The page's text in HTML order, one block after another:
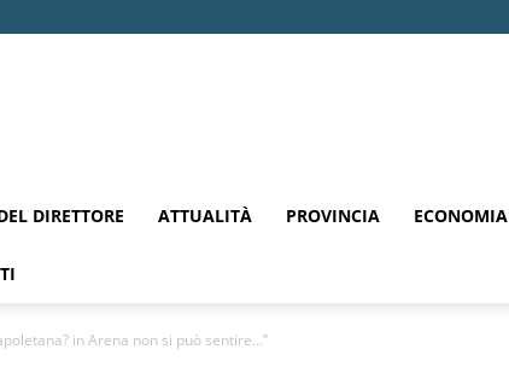
DIRETTORE ATTUALITÀ PROVINCIA ECONOMIA
in Arena non si può sentire…”